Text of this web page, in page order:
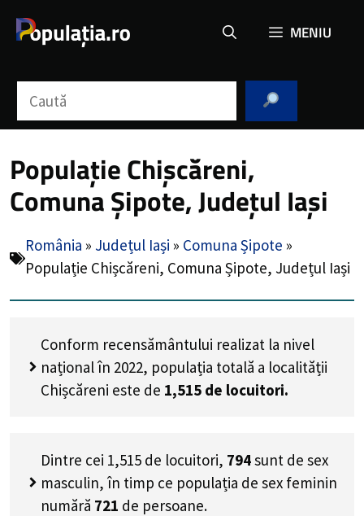
MENIU
Populație Chișcăreni,
Comuna Șipote, Județul Iași
România » Județul Iași » Comuna Șipote »
Populație Chișcăreni, Comuna Șipote, Județul Iași
Conform recensământului realizat la nivel
național în 2022, populația totală a localității
Chișcăreni este de 1,515 de locuitori.
Dintre cei 1,515 de locuitori, 794sunt de sex
masculin, în timp ce populația de sex feminin
numără 721 de persoane.